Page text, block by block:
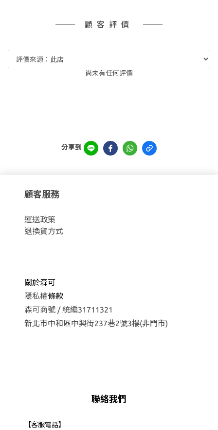
顧客評價
尚未有任何評價
分享到
顧客服務
運送政策
退換貨方式
關於森可
隱私權條款
森可商號 / 統編31711321
新北市中和區中興街237巷2號3樓(非門市)
聯絡我們
【客服電話】